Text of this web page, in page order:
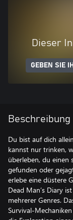
Dieser
GEBEN SIE
Beschreibung
Du bist auf dich
kannst nur trinken,
überleben, du einen
gefunden oder
erlebe eine düstere
Dead Man’s Diary
mehrerer Genres.
Survival-